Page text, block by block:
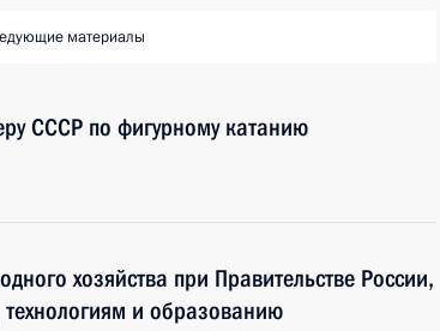
материалы
СССР по фигурному катанию
хозяйства при Правительстве России,
технологиям и образованию